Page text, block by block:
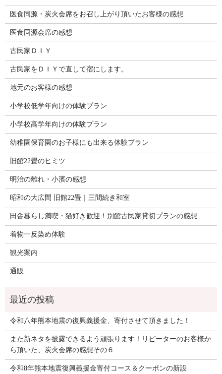
医食同源・炭火会席をお召し上がり頂いたお客様の感想
医食同源会席の感想
古民家ＤＩＹ
古民家をＤＩＹで直して宿にします。
地元のお客様の感想
小学校低学年向けの体験プラン
小学校高学年向けの体験プラン
幼稚園保育園のお子様にも出来る体験プラン
旧館22畳のヒミツ
明治の離れ・小濱の感想
昭和の大広間 旧館22畳｜三間続き和室
田舎暮らし満喫・猫好き歓迎！別館古民家貸切プランの感想
着物一反染め体験
観光案内
通販
令和八年熊本地震の復興義援金、寄付させて頂きました！
また新ネタを披露できるよう頑張ります！リピーターのお客様か
ら頂いた、炭火会席の感想その６
令和8年熊本地震復興義援金寄付コース＆クーポンの新設